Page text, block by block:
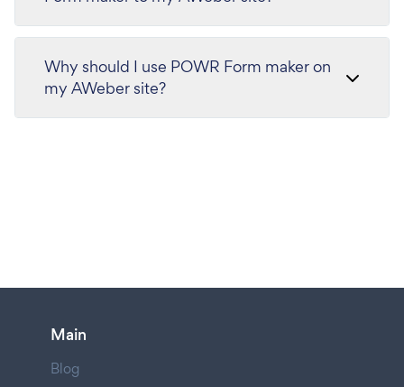
Why should I use POWR Form maker on
my AWeber site?
Main
Blog